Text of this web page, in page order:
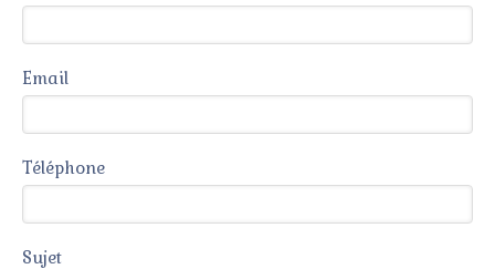
Email
Téléphone
Sujet